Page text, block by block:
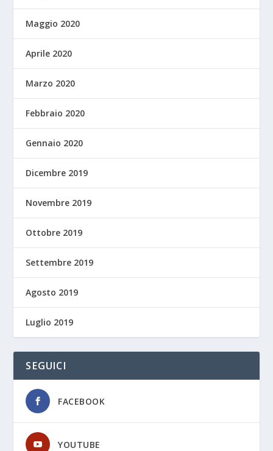
Maggio 2020
Aprile 2020
Marzo 2020
Febbraio 2020
Gennaio 2020
Dicembre 2019
Novembre 2019
Ottobre 2019
Settembre 2019
Agosto 2019
Luglio 2019
SEGUICI
FACEBOOK
YOUTUBE